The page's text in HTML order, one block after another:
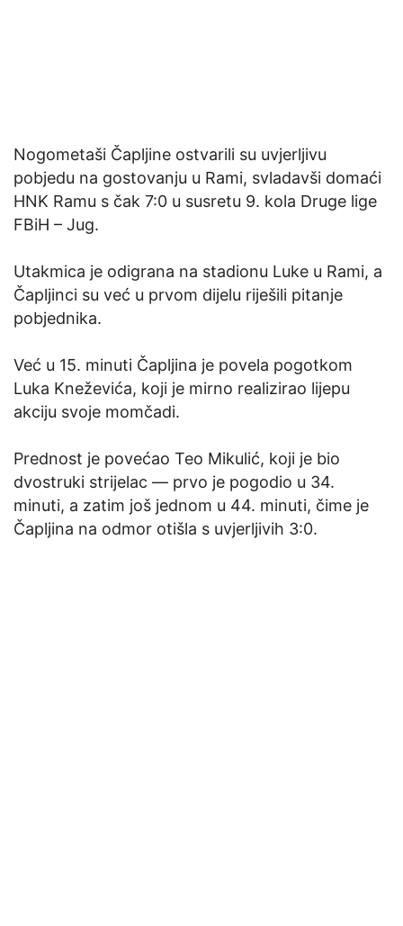
Nogometaši Čapljine ostvarili su uvjerljivu
pobjedu na gostovanju u Rami, svladavši domaći
HNK Ramu s čak 7:0 u susretu 9. kola Druge lige
FBiH – Jug.
Utakmica je odigrana na stadionu Luke u Rami, a
Čapljinci su već u prvom dijelu riješili pitanje
pobjednika.
Već u 15. minuti Čapljina je povela pogotkom
Luka Kneževića, koji je mirno realizirao lijepu
akciju svoje momčadi.
Prednost je povećao Teo Mikulić, koji je bio
dvostruki strijelac — prvo je pogodio u 34.
minuti, a zatim još jednom u 44. minuti, čime je
Čapljina na odmor otišla s uvjerljivih 3:0.